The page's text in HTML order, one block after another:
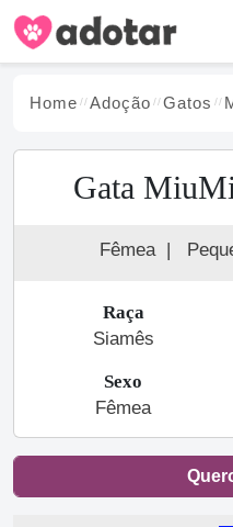
Home Adoção Gatos
Gata
Fêmea |
Raça
Siamês
Sexo
Fêmea